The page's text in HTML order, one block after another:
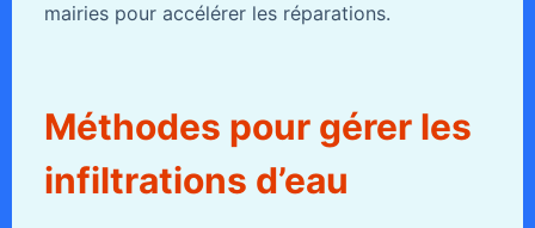
mairies pour accélérer les réparations.
Méthodes pour gérer les
infiltrations d’eau